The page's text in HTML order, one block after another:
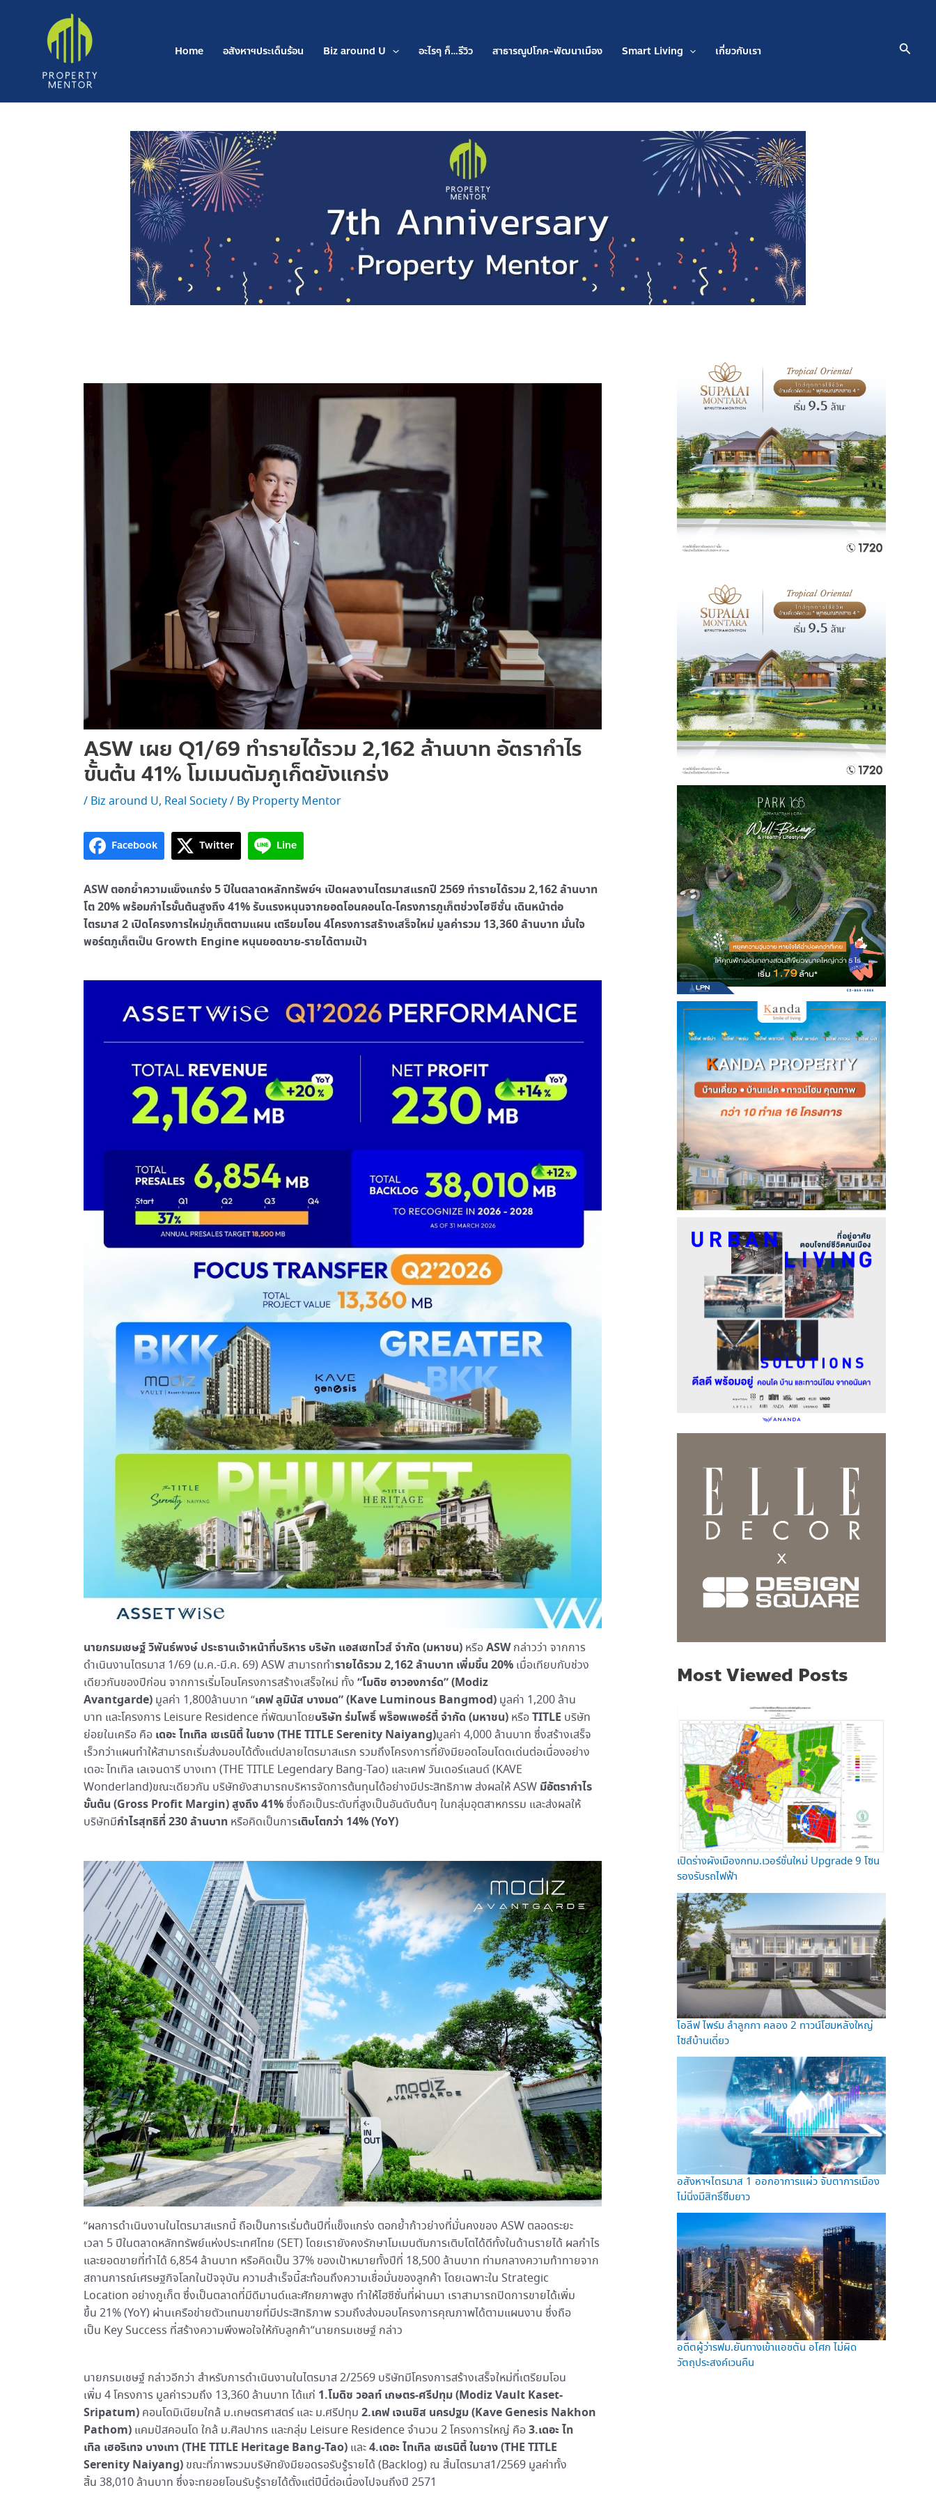
Home อสังหาฯประเด็นร้อน Biz around U อะไรๆ ก็…รีวิว สาธารณูปโภค-พัฒนาเมือง Smart Living เกี่ยวกับเรา
ASW เผย Q1/69 ทำรายได้รวม 2,162 ล้านบาท อัตรากำไร
ขั้นต้น 41% โมเมนตัมภูเก็ตยังแกร่ง
/ Biz around U, Real Society/ By Property Mentor
Facebook Twitter Line
ASW ตอกย้ำความแข็งแกร่ง 5 ปีในตลาดหลักทรัพย์ฯ เปิดผลงานไตรมาสแรกปี 2569 ทำรายได้รวม 2,162 ล้านบาท
โต 20% พร้อมกำไรขั้นต้นสูงถึง 41% รับแรงหนุนจากยอดโอนคอนโด-โครงการภูเก็ตช่วงไฮซีซั่น เดินหน้าต่อ
ไตรมาส 2 เปิดโครงการใหม่ภูเก็ตตามแผน เตรียมโอน 4โครงการสร้างเสร็จใหม่ มูลค่ารวม 13,360 ล้านบาท มั่นใจ
พอร์ตภูเก็ตเป็น Growth Engine หนุนยอดขาย-รายได้ตามเป้า
นายกรมเชษฐ์ วิพันธ์พงษ์ ประธานเจ้าหน้าที่บริหาร บริษัท แอสเซทไวส์ จำกัด (มหาชน) หรือASWกล่าวว่า จากการ
ดำเนินงานไตรมาส 1/69 (ม.ค.-มี.ค. 69) ASW สามารถทำรายได้รวม 2,162 ล้านบาท เพิ่มขึ้น 20% เมื่อเทียบกับช่วง
เดียวกันของปีก่อน จากการเริ่มโอนโครงการสร้างเสร็จใหม่ ทั้ง “โมดิซ อาวองการ์ด” (Modiz
Avantgarde) มูลค่า 1,800ล้านบาท “เคฟ ลูมินัส บางมด” (Kave Luminous Bangmod) มูลค่า 1,200 ล้าน
บาท และโครงการ Leisure Residence ที่พัฒนาโดยบริษัท ร่มโพธิ์ พร็อพเพอร์ตี้ จำกัด (มหาชน) หรือTITLE บริษัท
ย่อยในเครือ คือ เดอะ ไทเทิล เซเรนิตี้ ในยาง (THE TITLE Serenity Naiyang)มูลค่า 4,000 ล้านบาท ซึ่งสร้างเสร็จ
เร็วกว่าแผนทำให้สามารถเริ่มส่งมอบได้ตั้งแต่ปลายไตรมาสแรก รวมถึงโครงการที่ยังมียอดโอนโดดเด่นต่อเนื่องอย่าง
เดอะ ไทเทิล เลเจนดารี บางเทา (THE TITLE Legendary Bang-Tao) และเคฟ วันเดอร์แลนด์ (KAVE
Wonderland)ขณะเดียวกัน บริษัทยังสามารถบริหารจัดการต้นทุนได้อย่างมีประสิทธิภาพ ส่งผลให้ ASW มีอัตรากำไร
ขั้นต้น (Gross Profit Margin) สูงถึง 41%ซึ่งถือเป็นระดับที่สูงเป็นอันดับต้นๆ ในกลุ่มอุตสาหกรรม และส่งผลให้
บริษัทมีกำไรสุทธิที่ 230 ล้านบาท หรือคิดเป็นการเติบโตกว่า 14% (YoY)
“ผลการดำเนินงานในไตรมาสแรกนี้ ถือเป็นการเริ่มต้นปีที่แข็งแกร่ง ตอกย้ำก้าวย่างที่มั่นคงของ ASW ตลอดระยะ
เวลา 5 ปีในตลาดหลักทรัพย์แห่งประเทศไทย (SET) โดยเรายังคงรักษาโมเมนตัมการเติบโตได้ดีทั้งในด้านรายได้ ผลกำไร
และยอดขายที่ทำได้ 6,854 ล้านบาท หรือคิดเป็น 37% ของเป้าหมายทั้งปีที่ 18,500 ล้านบาท ท่ามกลางความท้าทายจาก
สถานการณ์เศรษฐกิจโลกในปัจจุบัน ความสำเร็จนี้สะท้อนถึงความเชื่อมั่นของลูกค้า โดยเฉพาะใน Strategic
Location อย่างภูเก็ต ซึ่งเป็นตลาดที่มีดีมานด์และศักยภาพสูง ทำให้ไฮซีซั่นที่ผ่านมา เราสามารถปิดการขายได้เพิ่ม
ขึ้น 21% (YoY) ผ่านเครือข่ายตัวแทนขายที่มีประสิทธิภาพ รวมถึงส่งมอบโครงการคุณภาพได้ตามแผนงาน ซึ่งถือ
เป็น Key Success ที่สร้างความพึงพอใจให้กับลูกค้า”นายกรมเชษฐ์ กล่าว
นายกรมเชษฐ์ กล่าวอีกว่า สำหรับการดำเนินงานในไตรมาส 2/2569 บริษัทมีโครงการสร้างเสร็จใหม่ที่เตรียมโอน
เพิ่ม 4 โครงการ มูลค่ารวมถึง 13,360 ล้านบาท ได้แก่ 1.โมดิซ วอลท์ เกษตร-ศรีปทุม (Modiz Vault Kaset-
Sripatum) คอนโดมิเนียมใกล้ ม.เกษตรศาสตร์ และ ม.ศรีปทุม 2.เคฟ เจเนซิส นครปฐม (Kave Genesis Nakhon
Pathom) แคมปัสคอนโด ใกล้ ม.ศิลปากร และกลุ่ม Leisure Residence จำนวน 2 โครงการใหญ่ คือ3.เดอะ ไท
เทิล เฮอริเทจ บางเทา (THE TITLE Heritage Bang-Tao) และ4.เดอะ ไทเทิล เซเรนิตี้ ในยาง(THE TITLE
Serenity Naiyang) ขณะที่ภาพรวมบริษัทยังมียอดรอรับรู้รายได้ (Backlog) ณ สิ้นไตรมาส1/2569 มูลค่าทั้ง
สิ้น 38,010 ล้านบาท ซึ่งจะทยอยโอนรับรู้รายได้ตั้งแต่ปีนี้ต่อเนื่องไปจนถึงปี 2571
navigation
Most Viewed Posts
เปิดร่างผังเมืองกทม.เวอร์ชั่นใหม่ Upgrade 9 โซน
รองรับรถไฟฟ้า
ไอลีฟ ไพร์ม ลำลูกกา คลอง 2 ทาวน์โฮมหลังใหญ่
ไซส์บ้านเดี่ยว
อสังหาฯไตรมาส 1 ออกอาการแผ่ว จับตาการเมือง
ไม่นิ่งมีสิทธิ์ซึมยาว
อดีตผู้ว่ารฟม.ยันทางเข้าแอชตัน อโศก ไม่ผิด
วัตถุประสงค์เวนคืน